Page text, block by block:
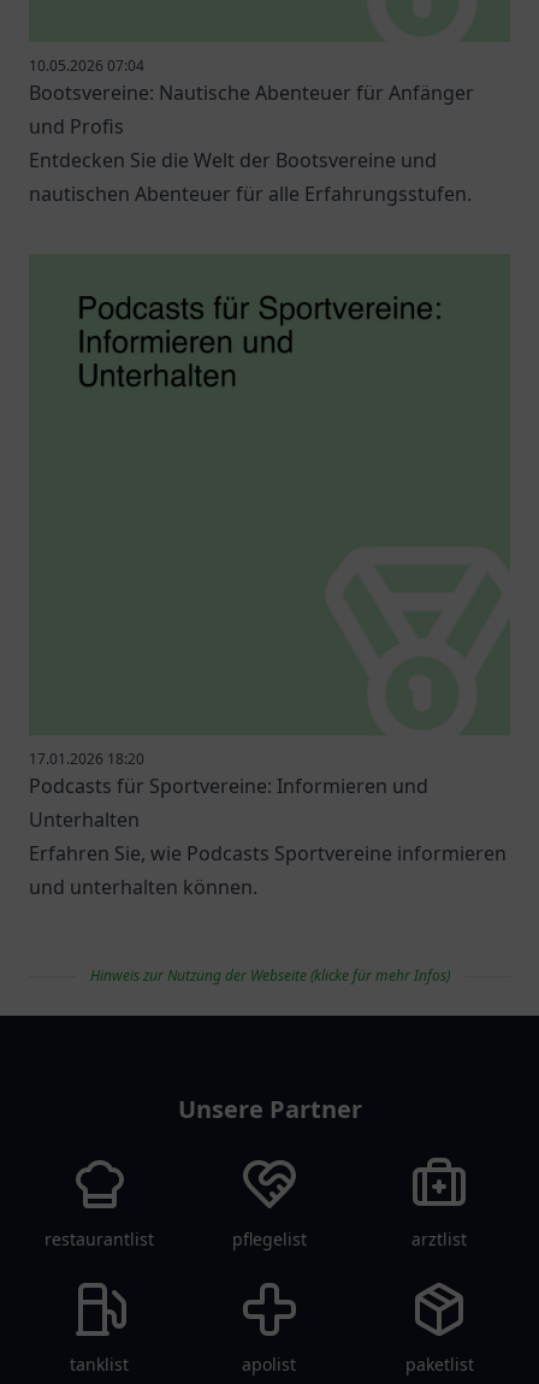
10.05.2026 07:04
Bootsvereine: Nautische Abenteuer für Anfänger
und Profis
Entdecken Sie die Welt der Bootsvereine und
nautischen Abenteuer für alle Erfahrungsstufen.
17.01.2026 18:20
Podcasts für Sportvereine: Informieren und
Unterhalten
Erfahren Sie, wie Podcasts Sportvereine informieren
und unterhalten können.
Hinweis zur Nutzung der Webseite (klicke für mehr Infos)
Unsere Partner
restaurantlist pflegelist arztlist
tanklist apolist paketlist